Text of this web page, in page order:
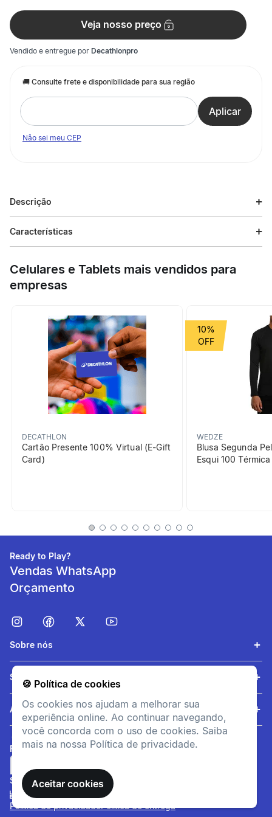
🍪 Política de cookies
Os cookies nos ajudam a melhorar sua
experiência online. Ao continuar navegando,
você concorda com o uso de cookies. Saiba
mais na nossa Política de privacidade.
Aceitar cookies
Veja nosso preço
Vendido e entregue por Decathlonpro
Não sei meu CEP
Descrição
Tênis Masculino Casual Eclyptix 2000 Adidas para homens que
urbano diário.
Características
Esporte
Grupo de Esporte Corrida
beneficiosDoProduto
Celulares e Tablets mais vendidos para
empresas
DECATHLON
Cartão Presente 100% Virtual (E-Gift
Card)
WEDZE
Blusa Segunda
Esqui 100
10%
Ready to Play?
Vendas WhatsApp
Orçamento
Sobre nós
Serviços
Ajuda
FORMAS DE PAGAMENTO
SITE SEGURO
Política de privacidadePolítica de entrega